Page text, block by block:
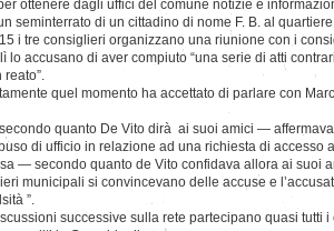
ottenere dagli uffici del comune notizie e
seminterrato di un cittadino di nome F. B. al
i tre consiglieri organizzano una riunione con i
lo accusano di aver compiuto “una serie di atti
quel momento ha accettato di parlare con
quanto De Vito dirà ai suoi amici —
di ufficio in relazione ad una richiesta di accesso
— secondo quanto de Vito confidava allora ai suoi
municipali si convincevano delle accuse e
”.
successive sulla rete partecipano quasi tutti